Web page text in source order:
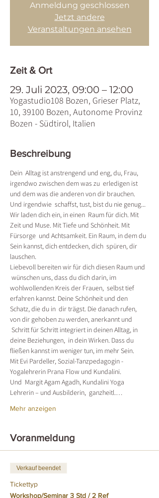
Anmeldung geschlossen
Jetzt andere
Veranstaltungen ansehen
Zeit & Ort
29. Juli 2023, 09:00 – 12:00
Yogastudio108 Bozen, Grieser Platz,
10, 39100 Bozen, Autonome Provinz
Bozen - Südtirol, Italien
Beschreibung
Dein  Alltag ist anstrengend und eng, du, Frau,
irgendwo zwischen dem was zu  erledigen ist
und dem was die anderen von dir brauchen.
Und irgendwie  schaffst, tust, bist du nie genug...
Wir laden dich ein, in einen  Raum für dich. Mit
Zeit und Muse. Mit Tiefe und Schönheit. Mit
Fürsorge  und Achtsamkeit. Ein Raum, in dem du
Sein kannst, dich entdecken, dich  spüren, dir
lauschen.
Liebevoll bereiten wir für dich diesen Raum und
wünschen uns, dass du dich darin, im
wohlwollenden Kreis der Frauen,  selbst tief
erfahren kannst. Deine Schönheit und den
Schatz, die du in  dir trägst. Die danach rufen,
von dir gehoben zu werden, anerkannt und
Schritt für Schritt integriert in deinen Alltag, in
deine Beziehungen,  in dein Wirken. Dass du
fließen kannst im weniger tun, im mehr Sein.
Mit Evi Pardeller, Sozial-Tanzpedagogin -
Yogalehrerin Prana Flow und Kundalini.
Und  Margit Agam Agadh, Kundalini Yoga
Lehrerin – und Ausbilderin,  ganzheitl.…
Mehr anzeigen
Voranmeldung
Verkauf beendet
Tickettyp
Workshop/Seminar 3 Std / 2 Ref